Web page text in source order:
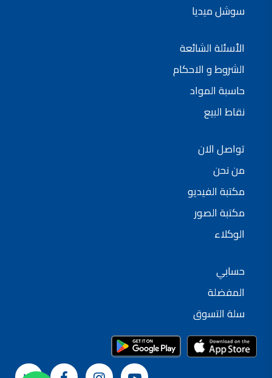
سوشل ميديا
الأسئلة الشائعة
الشروط و الاحكام
حاسبة المواد
نقاط البيع
تواصل الان
من نحن
مكتبة الفيديو
مكتبة الصور
الوكلاء
حسابي
المفضلة
سلة التسوق